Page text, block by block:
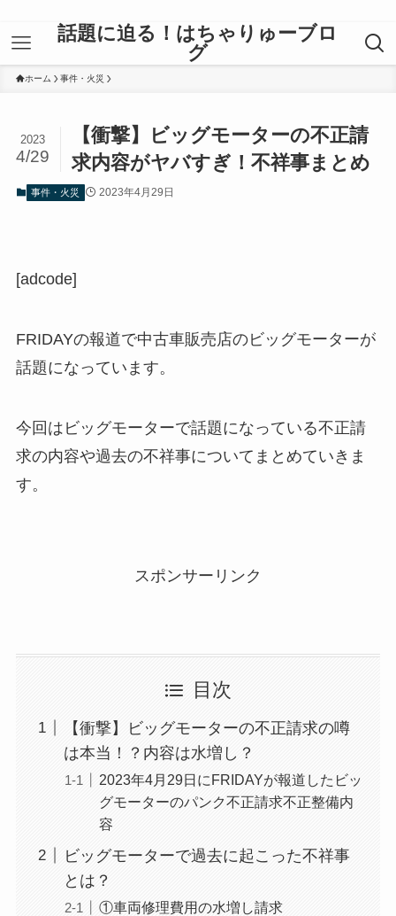
話題に迫る！はちゃりゅーブロ
グ
ホーム 事件・火災
【衝撃】ビッグモーターの不正請
求内容がヤバすぎ！不祥事まとめ
2023
4/29
事件・火災 2023年4月29日
[adcode]
FRIDAYの報道で中古車販売店のビッグモーターが
話題になっています。
今回はビッグモーターで話題になっている不正請
求の内容や過去の不祥事についてまとめていきま
す。
スポンサーリンク
目次
【衝撃】ビッグモーターの不正請求の噂
は本当！？内容は水増し？
2023年4月29日にFRIDAYが報道したビッ
グモーターのパンク不正請求不正整備内
容
ビッグモーターで過去に起こった不祥事
とは？
①車両修理費用の水増し請求